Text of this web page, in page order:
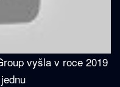
vyšla v roce 2019